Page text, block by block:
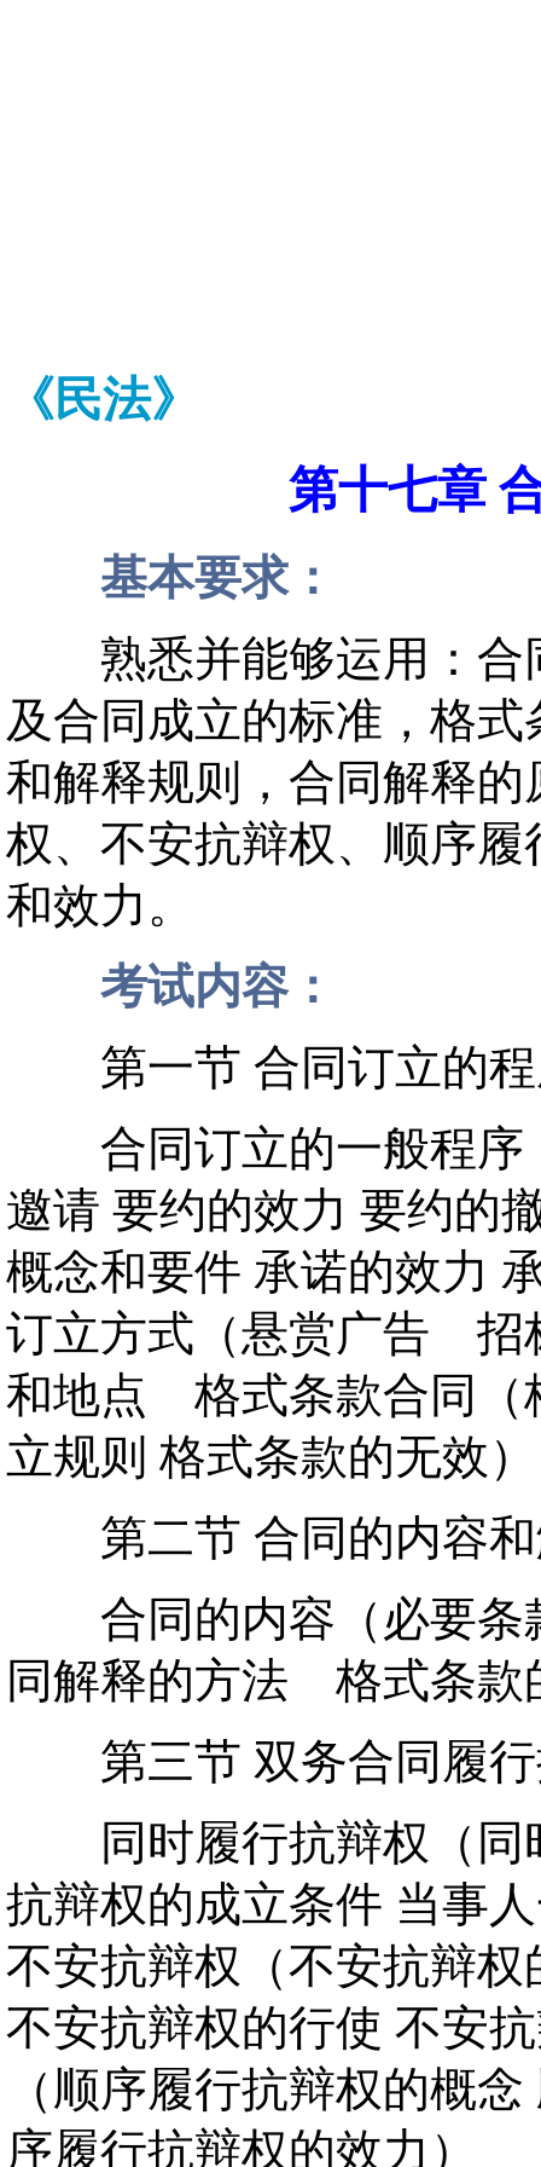
《民法》
第十七章
基本要求：
熟悉并能够运用：合
及合同成立的标准，格
和解释规则，合同解释
权、不安抗辩权、顺序
和效力。
考试内容：
第一节 合同订立的程
合同订立的一般程序
邀请 要约的效力 要约的
概念和要件 承诺的效力
订立方式（悬赏广告 招
和地点 格式条款合同（
立规则 格式条款的无效）
第二节 合同的内容和
合同的内容（必要条
同解释的方法 格式条款
第三节 双务合同履行
同时履行抗辩权（同
抗辩权的成立条件 当事
不安抗辩权（不安抗辩
不安抗辩权的行使 不安
（顺序履行抗辩权的概
序履行抗辩权的效力）